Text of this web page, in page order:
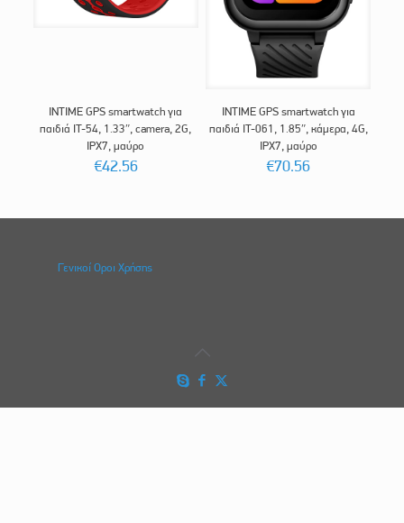
INTIME GPS smartwatch για
παιδιά IT-54, 1.33″, camera, 2G,
IPX7, μαύρο
€42.56
INTIME GPS smartwatch για
παιδιά IT-061, 1.85″, κάμερα, 4G,
IPX7, μαύρο
€70.56
Γενικοί Οροι Χρήσης